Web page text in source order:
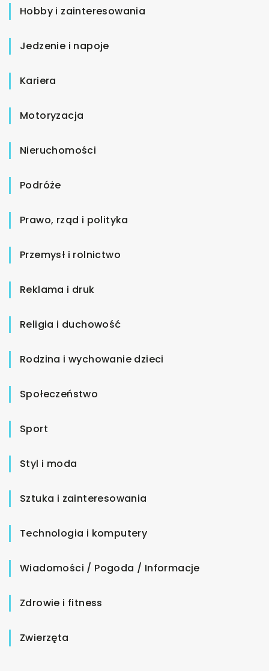
Hobby i zainteresowania
Jedzenie i napoje
Kariera
Motoryzacja
Nieruchomości
Podróże
Prawo, rząd i polityka
Przemysł i rolnictwo
Reklama i druk
Religia i duchowość
Rodzina i wychowanie dzieci
Społeczeństwo
Sport
Styl i moda
Sztuka i zainteresowania
Technologia i komputery
Wiadomości / Pogoda / Informacje
Zdrowie i fitness
Zwierzęta